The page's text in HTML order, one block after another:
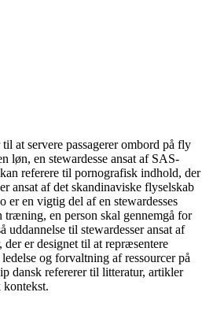
at servere passagerer ombord på fly
løn, en stewardesse ansat af SAS-
referere til pornografisk indhold, der
ansat af det skandinaviske flyselskab
er en vigtig del af en stewardesses
træning, en person skal gennemgå for
uddannelse til stewardesser ansat af
er designet til at repræsentere
og forvaltning af ressourcer på
dansk refererer til litteratur, artikler
kontekst.